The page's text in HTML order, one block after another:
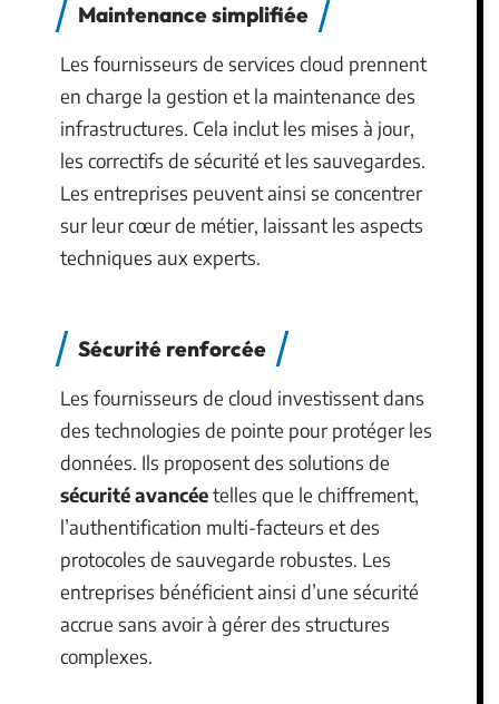
Maintenance simplifiée
Les fournisseurs de services cloud prennent
en charge la gestion et la maintenance des
infrastructures. Cela inclut les mises à jour,
les correctifs de sécurité et les sauvegardes.
Les entreprises peuvent ainsi se concentrer
sur leur cœur de métier, laissant les aspects
techniques aux experts.
Sécurité renforcée
Les fournisseurs de cloud investissent dans
des technologies de pointe pour protéger les
données. Ils proposent des solutions de
sécurité avancéetelles que le chiffrement,
l’authentification multi-facteurs et des
protocoles de sauvegarde robustes. Les
entreprises bénéficient ainsi d’une sécurité
accrue sans avoir à gérer des structures
complexes.